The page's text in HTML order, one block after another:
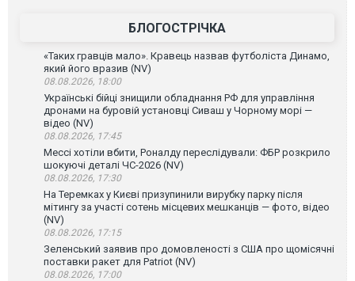
БЛОГОСТРІЧКА
«Таких гравців мало». Кравець назвав футболіста Динамо,
який його вразив (NV)
08.08.2026, 18:00
Українські бійці знищили обладнання РФ для управління
дронами на буровій установці Сиваш у Чорному морі —
відео (NV)
08.08.2026, 17:45
Мессі хотіли вбити, Роналду переслідували: ФБР розкрило
шокуючі деталі ЧС-2026 (NV)
08.08.2026, 17:30
На Теремках у Києві призупинили вирубку парку після
мітингу за участі сотень місцевих мешканців — фото, відео
(NV)
08.08.2026, 17:15
Зеленський заявив про домовленості з США про щомісячні
поставки ракет для Patriot (NV)
08.08.2026, 17:00